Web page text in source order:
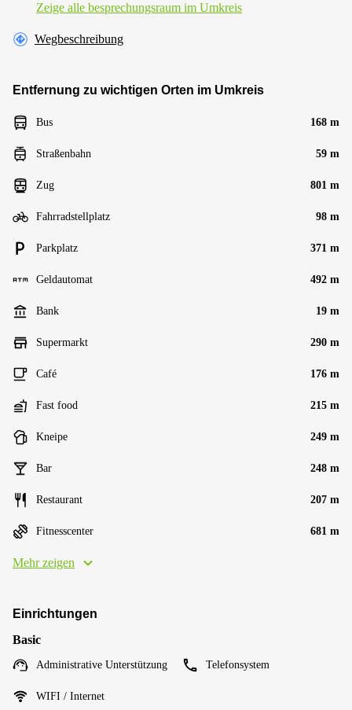
Zeige alle besprechungsraum im Umkreis
Wegbeschreibung
Entfernung zu wichtigen Orten im Umkreis
Bus 168 m
Straßenbahn 59 m
Zug 801 m
Fahrradstellplatz 98 m
Parkplatz 371 m
Geldautomat 492 m
Bank 19 m
Supermarkt 290 m
Café 176 m
Fast food 215 m
Kneipe 249 m
Bar 248 m
Restaurant 207 m
Fitnesscenter 681 m
Mehr zeigen
Einrichtungen
Basic
Administrative Unterstützung Telefonsystem
WIFI / Internet